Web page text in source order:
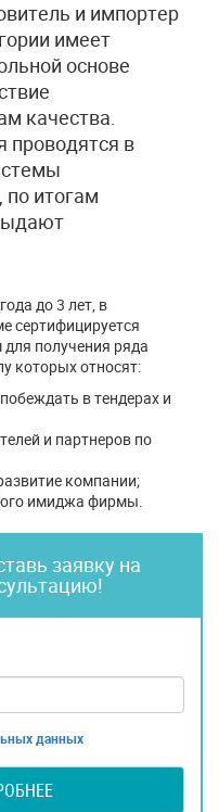
и импортер
имеет
основе
качества.
проводятся в
по итогам
до 3 лет, в
сертифицируется
получения ряда
которых относят:
в тендерах и
и партнеров по
компании;
имиджа фирмы.
заявку на
данных